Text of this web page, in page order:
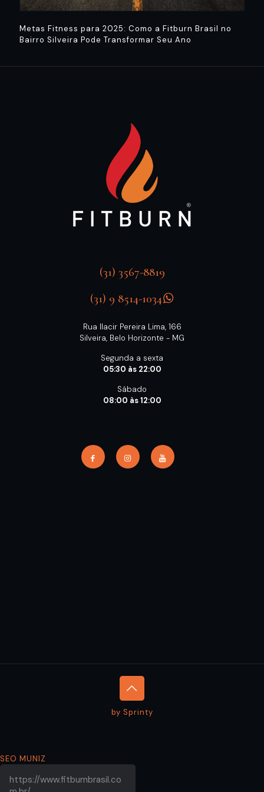
Metas Fitness para 2025: Como a Fitburn Brasil no
Bairro Silveira Pode Transformar Seu Ano
(31) 3567-8819
(31) 9 8514-1034
Rua Ilacir Pereira Lima, 166
Silveira, Belo Horizonte - MG
Segunda a sexta
05:30 às 22:00
Sábado
08:00 às 12:00
by Sprinty
SEO MUNIZ